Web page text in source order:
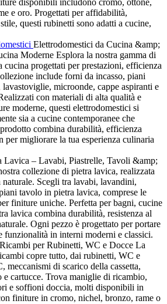
e oro. Progettati per affidabilità,
questi rubinetti sono adatti a cucine,
Elettrodomestici da Cucina &amp;
Moderne Esplora la nostra gamma di
cucina progettati per prestazioni, efficienza
include forni da incasso, piani
microonde, cappe aspiranti e
con materiali di alta qualità e
moderne, questi elettrodomestici si
sia a cucine contemporanee che
combina durabilità, efficienza
per migliorare la tua esperienza culinaria
Lavica – Lavabi, Piastrelle, Tavoli &amp;
collezione di pietra lavica, realizzata
Scegli tra lavabi, lavandini,
tavolo in pietra lavica, comprese le
finiture uniche. Perfetta per bagni, cucine
lavica combina durabilità, resistenza al
Ogni pezzo è progettato per portare
funzionalità in interni moderni e classici.
Ricambi per Rubinetti, WC e Docce La
copre tutto, dai rubinetti, WC e
meccanismi di scarico della cassetta,
e cartucce. Trova maniglie di ricambio,
e soffioni doccia, molti disponibili in
finiture in cromo, nichel, bronzo, rame o